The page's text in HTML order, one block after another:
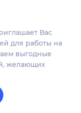
Вас
для работы на
выгодные
желающих